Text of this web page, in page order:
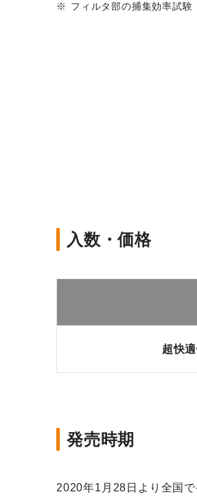
フィルタ部の捕集効率試
入数・価格
超快
発売時期
2020年1月28日より全国